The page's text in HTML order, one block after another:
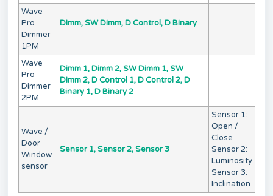
Wave
Pro
Dimmer
1PM
Dimm, SW Dimm, D Control, D Binary
Wave
Pro
Dimmer
2PM
Dimm 1, Dimm 2, SW Dimm 1, SW
Dimm 2, D Control 1, D Control 2, D
Binary 1, D Binary 2
Wave /
Door
Window
sensor
Sensor 1, Sensor 2, Sensor 3
Sensor 1:
Open /
Close
Sensor 2:
Luminosity
Sensor 3:
Inclination